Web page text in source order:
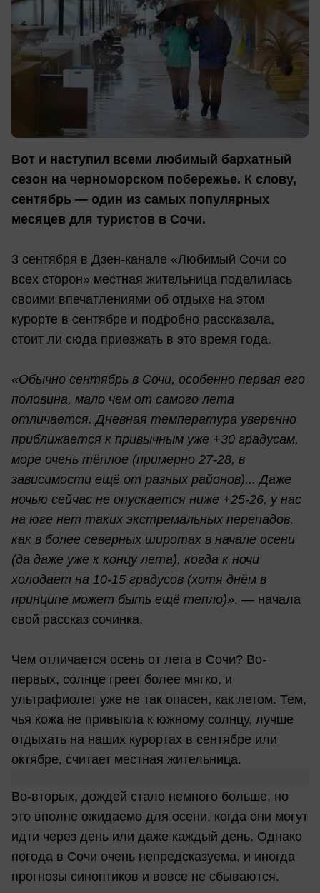
Вот и наступил всеми любимый бархатный
сезон на черноморском побережье. К слову,
сентябрь — один из самых популярных
месяцев для туристов в Сочи.
3 сентября в Дзен-канале «Любимый Сочи со
всех сторон» местная жительница поделилась
своими впечатлениями об отдыхе на этом
курорте в сентябре и подробно рассказала,
стоит ли сюда приезжать в это время года.
«Обычно сентябрь в Сочи, особенно первая его
половина, мало чем от самого лета
отличается. Дневная температура уверенно
приближается к привычным уже +30 градусам,
море очень тёплое (примерно 27-28, в
зависимости ещё от разных районов)... Даже
ночью сейчас не опускается ниже +25-26, у нас
на юге нет таких экстремальных перепадов,
как в более северных широтах в начале осени
(да даже уже к концу лета), когда к ночи
холодает на 10-15 градусов (хотя днём в
принципе может быть ещё тепло)», — начала
свой рассказ сочинка.
Чем отличается осень от лета в Сочи? Во-
первых, солнце греет более мягко, и
ультрафиолет уже не так опасен, как летом. Тем,
чья кожа не привыкла к южному солнцу, лучше
отдыхать на наших курортах в сентябре или
октябре, считает местная жительница.
Во-вторых, дождей стало немного больше, но
это вполне ожидаемо для осени, когда они могут
идти через день или даже каждый день. Однако
погода в Сочи очень непредсказуема, и иногда
прогнозы синоптиков и вовсе не сбываются.